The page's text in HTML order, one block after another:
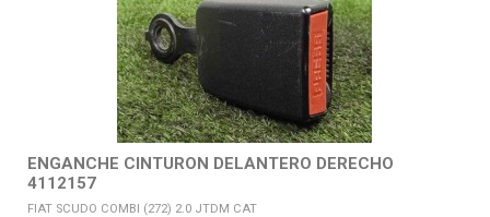
ENGANCHE CINTURON DELANTERO DERECHO
4112157
FIAT SCUDO COMBI (272) 2.0 JTDM CAT